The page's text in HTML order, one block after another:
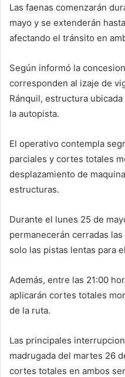
Las faenas comenzarán
mayo y se extenderán
afectando el tránsito en
Según informó la
corresponden al izaje de
Ránquil, estructura
la autopista.
El operativo contempla
parciales y cortes totales
desplazamiento de
estructuras.
Durante el lunes 25 de
permanecerán cerradas
solo las pistas lentas para
Además, entre las 21:00
aplicarán cortes totales
de la ruta.
Las principales
madrugada del martes 26
cortes totales en ambos